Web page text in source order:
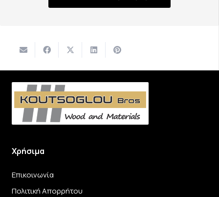
Χρήσιμα
Επικοινωνία
Πολιτική Απορρήτου